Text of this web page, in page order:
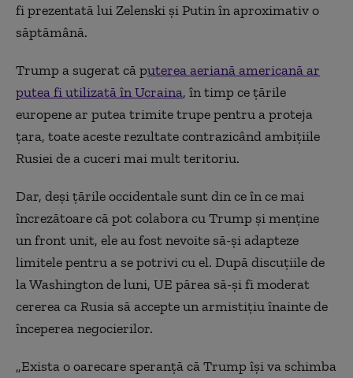
fi prezentată lui Zelenski și Putin în aproximativ o
săptămână.
Trump a sugerat că puterea aeriană americană ar
putea fi utilizată în Ucraina, în timp ce țările
europene ar putea trimite trupe pentru a proteja
țara, toate aceste rezultate contrazicând ambițiile
Rusiei de a cuceri mai mult teritoriu.
Dar, deși țările occidentale sunt din ce în ce mai
încrezătoare că pot colabora cu Trump și menține
un front unit, ele au fost nevoite să-și adapteze
limitele pentru a se potrivi cu el. După discuțiile de
la Washington de luni, UE părea să-și fi moderat
cererea ca Rusia să accepte un armistițiu înainte de
începerea negocierilor.
„Exista o oarecare speranță că Trump își va schimba